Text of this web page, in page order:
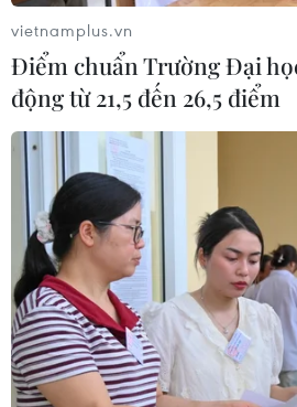
Canada chạy đua đạt thỏa thuận
trước khi thuế quan mới của
hiệu lực
09/08/2026 02:03
Khoa học công nghệ sẽ trở
động lực mới của quan hệ Việt
Australia
09/08/2026 02:01
vietnamplus.vn
Điểm chuẩn Trường Đại
động từ 21,5 đến 26,5 điểm